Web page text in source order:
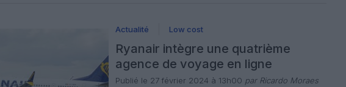
Actualité Low cost
Ryanair intègre une quatrième
agence de voyage en ligne
Publié le 27 février 2024 à 13h00 par Ricardo Moraes